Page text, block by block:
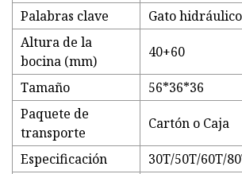
Palabras clave
Gato
Altura de la
bocina (mm)
40+60
Tamaño
56*36*36
Paquete de
transporte
Cartón o Caja
Especificación
30T/50T/60T/